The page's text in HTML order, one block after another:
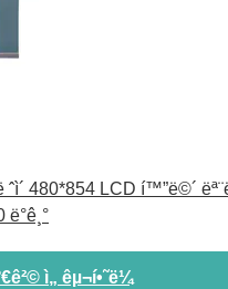
480*854 LCD í™”ë©´
ì„ êµ¬í•˜ë¼